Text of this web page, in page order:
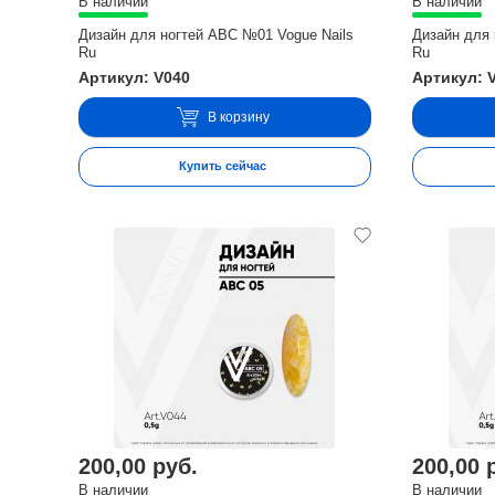
Дизайн для ногтей ABC №01 Vogue Nails
Ru
Артикул: V040
В корзину
Купить сейчас
Дизайн для
Ru
Артикул:
200,00 руб.
В наличии
200,00
В наличии